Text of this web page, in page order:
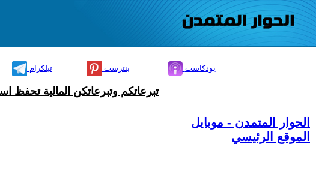
تيلكرام بنترست بودكاست
تبرعاتكم وتبرعاتكن المالية تحفظ
الحوار المتمدن - موبايل
الموقع الرئيسي